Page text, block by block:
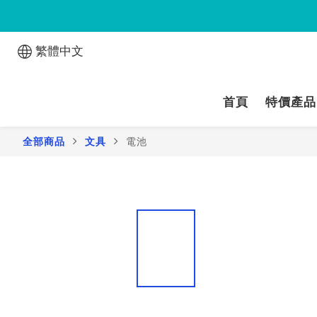
繁體中文
首頁 特價產品
全部商品 文具 電池